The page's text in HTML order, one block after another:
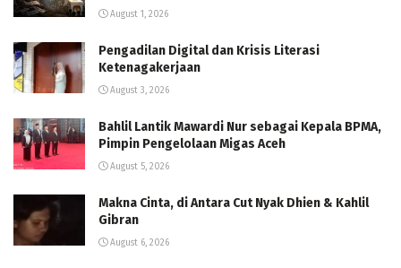
August 1, 2026
Pengadilan Digital dan Krisis Literasi
Ketenagakerjaan
August 3, 2026
Bahlil Lantik Mawardi Nur sebagai Kepala BPMA,
Pimpin Pengelolaan Migas Aceh
August 5, 2026
Makna Cinta, di Antara Cut Nyak Dhien & Kahlil
Gibran
August 6, 2026